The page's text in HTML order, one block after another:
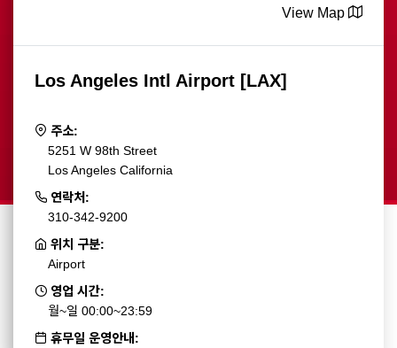
View Map
Los Angeles Intl Airport [LAX]
주소:
5251 W 98th Street
Los Angeles California
연락처:
310-342-9200
위치 구분:
Airport
영업 시간:
월~일 00:00~23:59
휴무일 운영안내: